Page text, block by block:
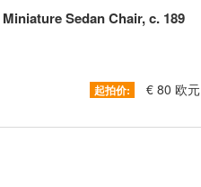
Sedan Chair, c. 189
起拍价: € 80 欧元